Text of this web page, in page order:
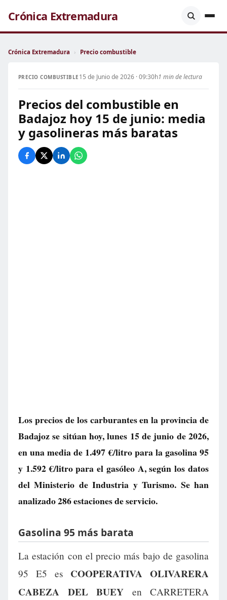
Crónica Extremadura
Crónica Extremadura › Precio combustible
PRECIO COMBUSTIBLE 15 de Junio de 2026 · 09:30h1 min de lectura
Precios del combustible en
Badajoz hoy 15 de junio: media
y gasolineras más baratas
Los precios de los carburantes en la provincia de
Badajoz se sitúan hoy, lunes 15 de junio de 2026,
en una media de 1.497 €/litropara la gasolina 95
y 1.592 €/litropara el gasóleo A, según los datos
del Ministerio de Industria y Turismo. Se han
analizado 286 estaciones de servicio.
Gasolina 95 más barata
La estación con el precio más bajo de gasolina
95 E5 es COOPERATIVA OLIVARERA
CABEZA DEL BUEY en CARRETERA